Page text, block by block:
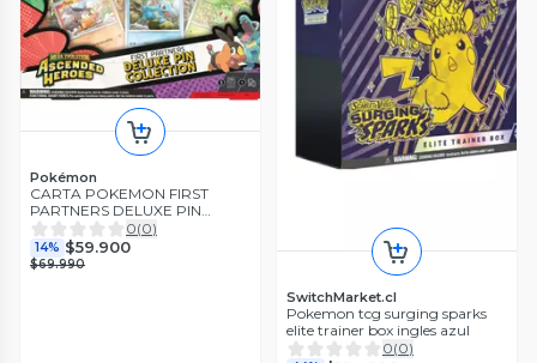
Pokémon
CARTA POKEMON FIRST
PARTNERS DELUXE PIN
ASCENDED HEROES INGLES
0(0)
14% $59.900
$69.990
SwitchMarket.cl
Pokemon tcg surging sparks
elite trainer box ingles azul
0(0)